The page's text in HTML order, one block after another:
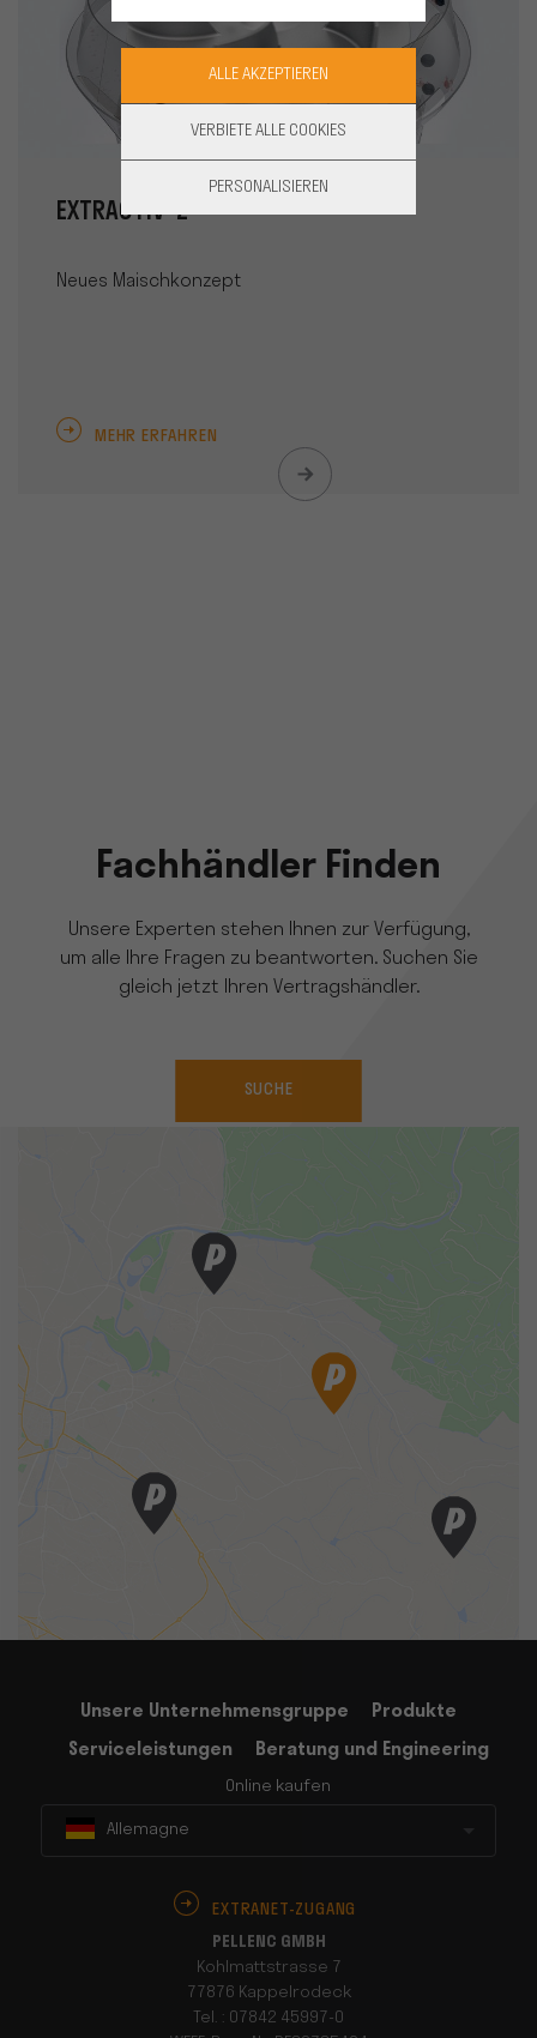
EXTRACTIV’ 2
Neues Maischkonzept
MEHR ERFAHREN
Fachhändler Finden
Unsere Experten stehen Ihnen zur Verfügung,
um alle Ihre Fragen zu beantworten. Suchen Sie
gleich jetzt Ihren Vertragshändler.
SUCHE
Unsere Unternehmensgruppe
Produkte
Serviceleistungen
Beratung und Engineering
Online kaufen
Allemagne
EXTRANET-ZUGANG
PELLENC GMBH
Kohlmattstrasse 7
77876 Kappelrodeck
Tel. : 07842 45997-0
ALLE AKZEPTIEREN
VERBIETE ALLE COOKIES
PERSONALISIEREN